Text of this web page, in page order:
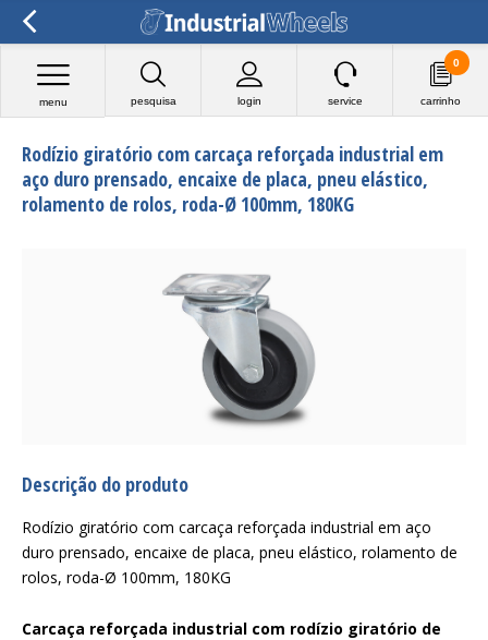
pesquisa login
menu service carrinho
0
Rodízio giratório com carcaça reforçada industrial em
aço duro prensado, encaixe de placa, pneu elástico,
rolamento de rolos, roda-Ø 100mm, 180KG
Descrição do produto
Rodízio giratório com carcaça reforçada industrial em aço
duro prensado, encaixe de placa, pneu elástico, rolamento de
rolos, roda-Ø 100mm, 180KG
Carcaça reforçada industrial com rodízio giratório de